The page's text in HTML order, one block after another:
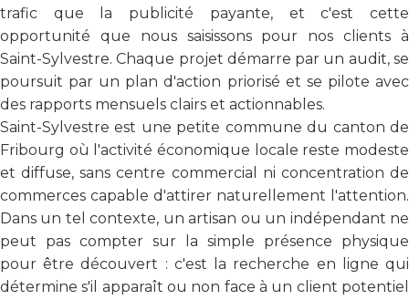
trafic que la publicité payante, et c'est cette
opportunité que nous saisissons pour nos clients à
Saint-Sylvestre. Chaque projet démarre par un audit, se
poursuit par un plan d'action priorisé et se pilote avec
des rapports mensuels clairs et actionnables.
Saint-Sylvestre est une petite commune du canton de
Fribourg où l'activité économique locale reste modeste
et diffuse, sans centre commercial ni concentration de
commerces capable d'attirer naturellement l'attention.
Dans un tel contexte, un artisan ou un indépendant ne
peut pas compter sur la simple présence physique
pour être découvert : c'est la recherche en ligne qui
détermine s'il apparaît ou non face à un client potentiel